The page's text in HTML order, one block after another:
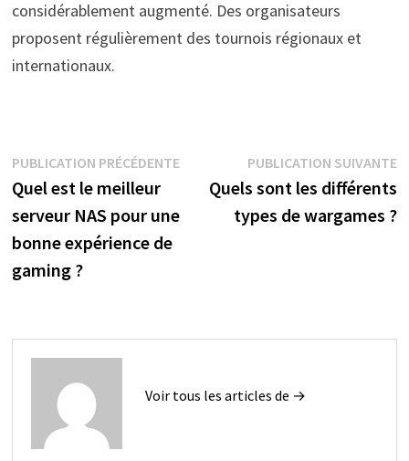
considérablement augmenté. Des organisateurs
proposent régulièrement des tournois régionaux et
internationaux.
Navigation
de
l’article
PUBLICATION PRÉCÉDENTEPublication
précédente :
Quel est le meilleur
serveur NAS pour une
bonne expérience de
gaming ?
PUBLICATION SUIVANTE
Quels sont les différents
types de wargames ?
Voir tous les articles de →